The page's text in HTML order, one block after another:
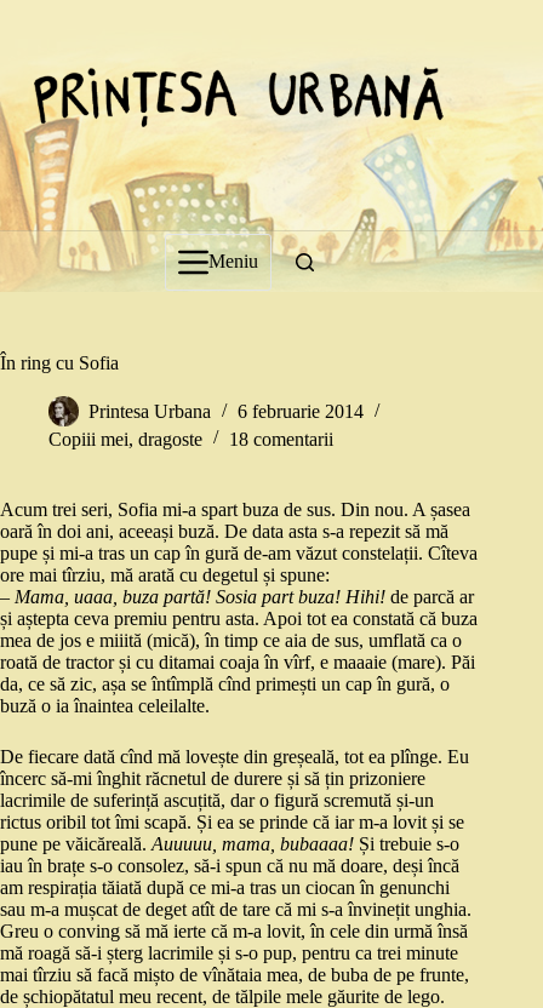
Meniu
În ring cu Sofia
Printesa Urbana
6 februarie 2014
Copiii mei, dragoste 18 comentarii
Acum trei seri, Sofia mi-a spart buza de sus. Din nou. A șasea
oară în doi ani, aceeași buză. De data asta s-a repezit să mă
pupe și mi-a tras un cap în gură de-am văzut constelații. Cîteva
ore mai tîrziu, mă arată cu degetul și spune:
– Mama, uaaa, buza partă! Sosia part buza! Hihi! de parcă ar
și aștepta ceva premiu pentru asta. Apoi tot ea constată că buza
mea de jos e miiită (mică), în timp ce aia de sus, umflată ca o
roată de tractor și cu ditamai coaja în vîrf, e maaaie (mare). Păi
da, ce să zic, așa se întîmplă cînd primești un cap în gură, o
buză o ia înaintea celeilalte.
De fiecare dată cînd mă lovește din greșeală, tot ea plînge. Eu
încerc să-mi înghit răcnetul de durere și să țin prizoniere
lacrimile de suferință ascuțită, dar o figură scremută și-un
rictus oribil tot îmi scapă. Și ea se prinde că iar m-a lovit și se
pune pe văicăreală. Auuuuu, mama, bubaaaa! Și trebuie s-o
iau în brațe s-o consolez, să-i spun că nu mă doare, deși încă
am respirația tăiată după ce mi-a tras un ciocan în genunchi
sau m-a mușcat de deget atît de tare că mi s-a învinețit unghia.
Greu o conving să mă ierte că m-a lovit, în cele din urmă însă
mă roagă să-i șterg lacrimile și s-o pup, pentru ca trei minute
mai tîrziu să facă mișto de vînătaia mea, de buba de pe frunte,
de șchiopătatul meu recent, de tălpile mele găurite de lego.